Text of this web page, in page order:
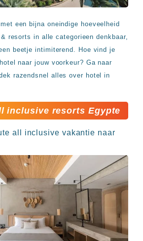
een bijna oneindige hoeveelheid
resorts in alle categorieen denkbaar,
beetje intimiterend. Hoe vind je
naar jouw voorkeur? Ga naar
razendsnel alles over hotel in
inclusive resorts Egypte
all inclusive vakantie naar